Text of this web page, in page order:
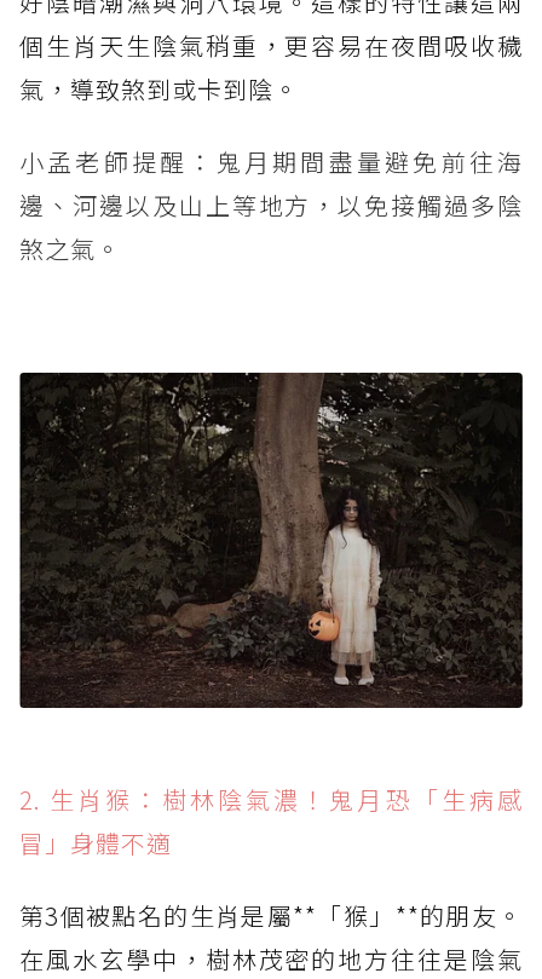
個生肖天生陰氣稍重，更容易在夜間吸收穢
氣，導致煞到或卡到陰。
小孟老師提醒：鬼月期間盡量避免前往海
邊、河邊以及山上等地方，以免接觸過多陰
煞之氣。
2. 生肖猴：樹林陰氣濃！鬼月恐「生病感
冒」身體不適
第3個被點名的生肖是屬**「猴」**的朋友。
在風水玄學中，樹林茂密的地方往往是陰氣